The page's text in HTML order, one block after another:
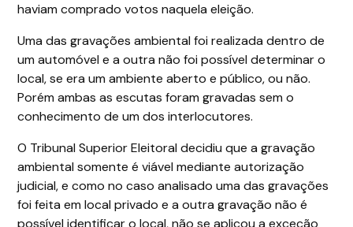
haviam comprado votos naquela eleição.
Uma das gravações ambiental foi realizada dentro de
um automóvel e a outra não foi possível determinar o
local, se era um ambiente aberto e público, ou não.
Porém ambas as escutas foram gravadas sem o
conhecimento de um dos interlocutores.
O Tribunal Superior Eleitoral decidiu que a gravação
ambiental somente é viável mediante autorização
judicial, e como no caso analisado uma das gravações
foi feita em local privado e a outra gravação não é